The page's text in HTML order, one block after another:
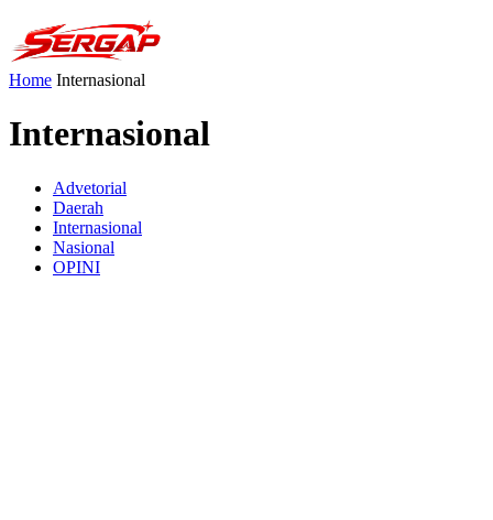
Home Internasional
Internasional
Advetorial
Daerah
Internasional
Nasional
OPINI